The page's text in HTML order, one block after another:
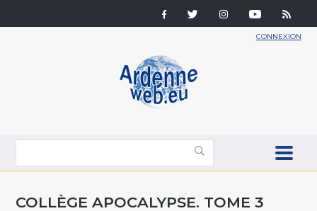
CONNEXION
COLLÈGE APOCALYPSE. TOME 3